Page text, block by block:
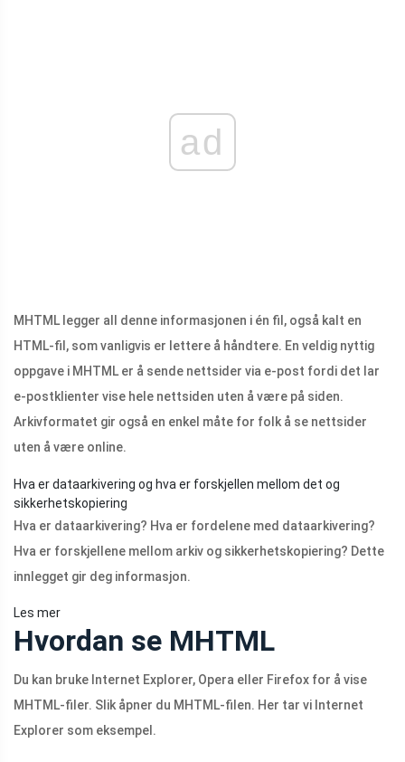
ad
MHTML legger all denne informasjonen i én fil, også kalt en
HTML-fil, som vanligvis er lettere å håndtere. En veldig nyttig
oppgave i MHTML er å sende nettsider via e-post fordi det lar
e-postklienter vise hele nettsiden uten å være på siden.
Arkivformatet gir også en enkel måte for folk å se nettsider
uten å være online.
Hva er dataarkivering og hva er forskjellen mellom det og
sikkerhetskopiering
Hva er dataarkivering? Hva er fordelene med dataarkivering?
Hva er forskjellene mellom arkiv og sikkerhetskopiering? Dette
innlegget gir deg informasjon.
Les mer
Hvordan se MHTML
Du kan bruke Internet Explorer, Opera eller Firefox for å vise
MHTML-filer. Slik åpner du MHTML-filen. Her tar vi Internet
Explorer som eksempel.